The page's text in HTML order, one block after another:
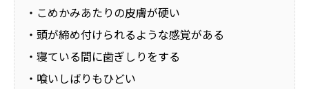
・こめかみあたりの皮膚が硬い
・頭が締め付けられるような感覚がある
・寝ている間に歯ぎしりをする
・喰いしばりもひどい